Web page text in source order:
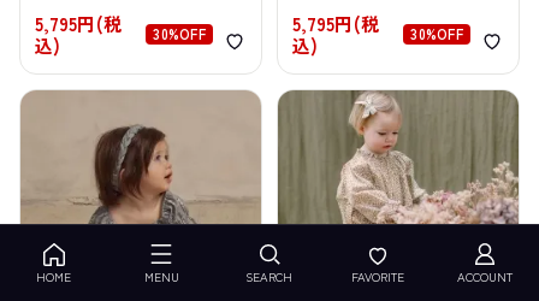
5,795円(税
込)
30%OFF
5,795円(税
込)
30%OFF
HOME MENU SEARCH FAVORITE ACCOUNT